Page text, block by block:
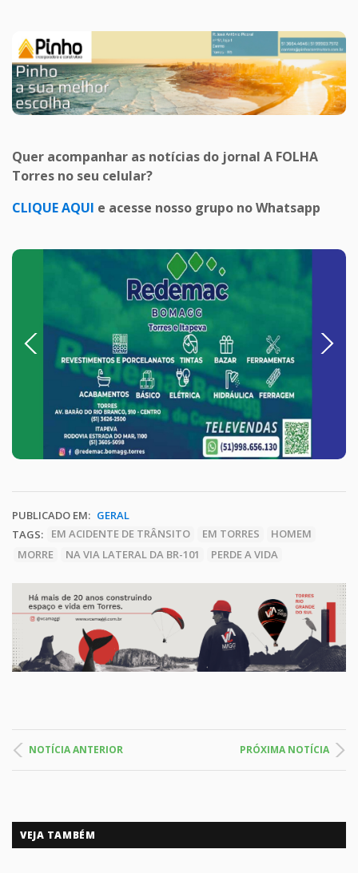
Quer acompanhar as notícias do jornal A FOLHA
Torres no seu celular?
CLIQUE AQUI e acesse nosso grupo no Whatsapp
Previous Next
PUBLICADO EM: GERAL
TAGS:
EM ACIDENTE DE TRÂNSITO EM TORRES
HOMEM
MORRE
NA VIA LATERAL DA BR-101 PERDE A VIDA
NOTÍCIA ANTERIOR PRÓXIMA NOTÍCIA
VEJA TAMBÉM